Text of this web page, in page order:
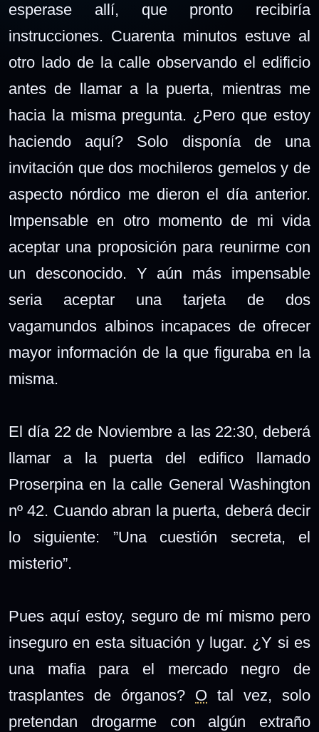
esperase allí, que pronto recibiría
instrucciones. Cuarenta minutos estuve al
otro lado de la calle observando el edificio
antes de llamar a la puerta, mientras me
hacia la misma pregunta. ¿Pero que estoy
haciendo aquí? Solo disponía de una
invitación que dos mochileros gemelos y de
aspecto nórdico me dieron el día anterior.
Impensable en otro momento de mi vida
aceptar una proposición para reunirme con
un desconocido. Y aún más impensable
seria aceptar una tarjeta de dos
vagamundos albinos incapaces de ofrecer
mayor información de la que figuraba en la
misma.
El día 22 de Noviembre a las 22:30, deberá
llamar a la puerta del edifico llamado
Proserpina en la calle General Washington
nº 42. Cuando abran la puerta, deberá decir
lo siguiente: ”Una cuestión secreta, el
misterio”.
Pues aquí estoy, seguro de mí mismo pero
inseguro en esta situación y lugar. ¿Y si es
una mafia para el mercado negro de
trasplantes de órganos? O tal vez, solo
pretendan drogarme con algún extraño